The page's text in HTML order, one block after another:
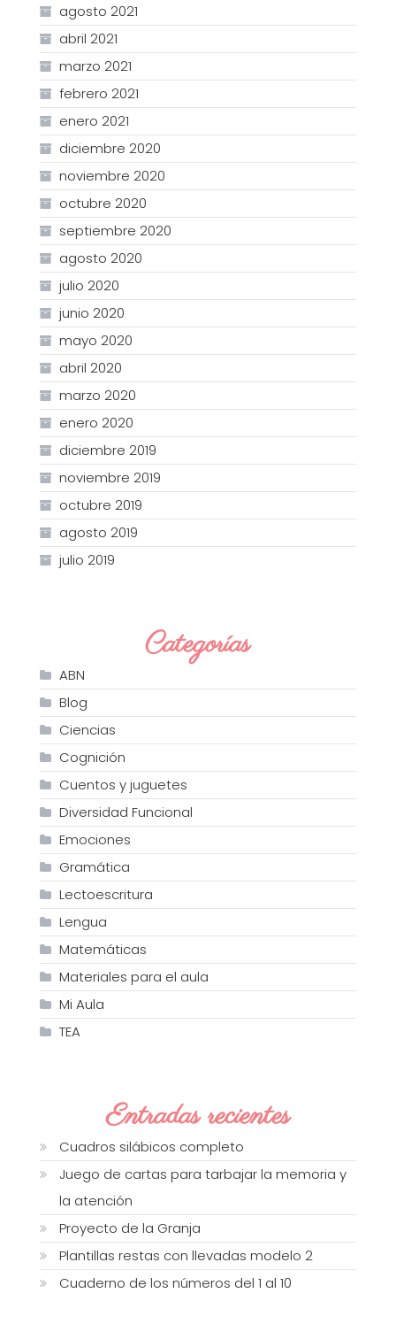
agosto 2021
abril 2021
marzo 2021
febrero 2021
enero 2021
diciembre 2020
noviembre 2020
octubre 2020
septiembre 2020
agosto 2020
julio 2020
junio 2020
mayo 2020
abril 2020
marzo 2020
enero 2020
diciembre 2019
noviembre 2019
octubre 2019
agosto 2019
julio 2019
Categorías
ABN
Blog
Ciencias
Cognición
Cuentos y juguetes
Diversidad Funcional
Emociones
Gramática
Lectoescritura
Lengua
Matemáticas
Materiales para el aula
Mi Aula
TEA
Entradas recientes
Cuadros silábicos completo
Juego de cartas para tarbajar la memoria y
la atención
Proyecto de la Granja
Plantillas restas con llevadas modelo 2
Cuaderno de los números del 1 al 10